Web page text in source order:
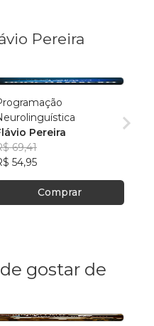
Pereira
Pereira
69,41
54,95
Comprar
gostar de